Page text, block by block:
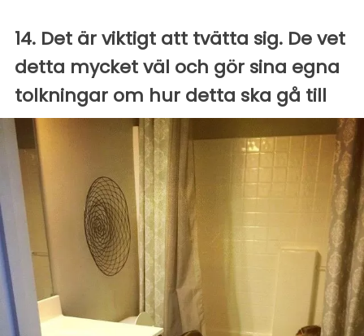
14. Det är viktigt att tvätta sig. De vet
detta mycket väl och gör sina egna
tolkningar om hur detta ska gå till